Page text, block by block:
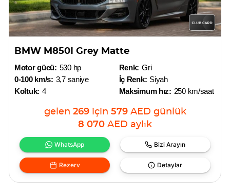
BMW M850I Grey Matte
Motor gücü: 530 hp
0-100 km/s: 3,7 saniye
Koltuk: 4
Renk: Gri
İç Renk: Siyah
Maksimum hız: 250 km/saat
gelen 269 için 579 AED günlük
8 070 AED aylık
WhatsApp Bizi Arayın
Rezerv Detaylar